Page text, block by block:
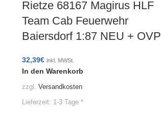
Rietze 68167 Magirus HLF
Team Cab Feuerwehr
Baiersdorf 1:87 NEU + OVP
32,39€ inkl. MWSt.
In den Warenkorb
zzgl.Versandkosten
Lieferzeit: 1-3 Tage *